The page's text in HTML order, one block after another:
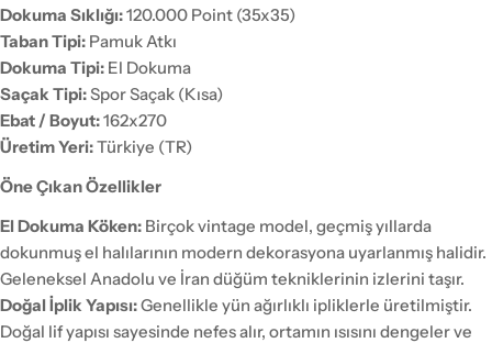
Dokuma Sıklığı:120.000 Point (35x35)
Taban Tipi: Pamuk Atkı
Dokuma Tipi: El Dokuma
Saçak Tipi:Spor Saçak (Kısa)
Ebat / Boyut:162x270
Üretim Yeri:Türkiye (TR)
Öne Çıkan Özellikler
El Dokuma Köken: Birçok vintage model, geçmiş yıllarda
dokunmuş el halılarının modern dekorasyona uyarlanmış halidir.
Geleneksel Anadolu ve İran düğüm tekniklerinin izlerini taşır.
Doğal İplik Yapısı:Genellikle yün ağırlıklı ipliklerle üretilmiştir.
Doğal lif yapısı sayesinde nefes alır, ortamın ısısını dengeler ve